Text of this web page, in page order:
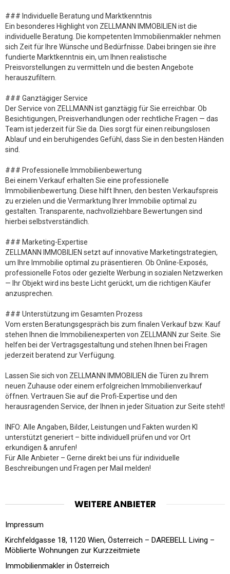
### Individuelle Beratung und Marktkenntnis
Ein besonderes Highlight von ZELLMANN IMMOBILIEN ist die
individuelle Beratung. Die kompetenten Immobilienmakler nehmen
sich Zeit für Ihre Wünsche und Bedürfnisse. Dabei bringen sie ihre
fundierte Marktkenntnis ein, um Ihnen realistische
Preisvorstellungen zu vermitteln und die besten Angebote
herauszufiltern.
### Ganztägiger Service
Der Service von ZELLMANN ist ganztägig für Sie erreichbar. Ob
Besichtigungen, Preisverhandlungen oder rechtliche Fragen — das
Team ist jederzeit für Sie da. Dies sorgt für einen reibungslosen
Ablauf und ein beruhigendes Gefühl, dass Sie in den besten Händen
sind.
### Professionelle Immobilienbewertung
Bei einem Verkauf erhalten Sie eine professionelle
Immobilienbewertung. Diese hilft Ihnen, den besten Verkaufspreis
zu erzielen und die Vermarktung Ihrer Immobilie optimal zu
gestalten. Transparente, nachvollziehbare Bewertungen sind
hierbei selbstverständlich.
### Marketing-Expertise
ZELLMANN IMMOBILIEN setzt auf innovative Marketingstrategien,
um Ihre Immobilie optimal zu präsentieren. Ob Online-Exposés,
professionelle Fotos oder gezielte Werbung in sozialen Netzwerken
— Ihr Objekt wird ins beste Licht gerückt, um die richtigen Käufer
anzusprechen.
### Unterstützung im Gesamten Prozess
Vom ersten Beratungsgespräch bis zum finalen Verkauf bzw. Kauf
stehen Ihnen die Immobilienexperten von ZELLMANN zur Seite. Sie
helfen bei der Vertragsgestaltung und stehen Ihnen bei Fragen
jederzeit beratend zur Verfügung.
Lassen Sie sich von ZELLMANN IMMOBILIEN die Türen zu Ihrem
neuen Zuhause oder einem erfolgreichen Immobilienverkauf
öffnen. Vertrauen Sie auf die Profi-Expertise und den
herausragenden Service, der Ihnen in jeder Situation zur Seite steht!
INFO: Alle Angaben, Bilder, Leistungen und Fakten wurden KI
unterstützt generiert – bitte individuell prüfen und vor Ort
erkundigen & anrufen!
Für Alle Anbieter – Gerne direkt bei uns für individuelle
Beschreibungen und Fragen per Mail melden!
WEITERE ANBIETER
Impressum
Kirchfeldgasse 18, 1120 Wien, Österreich – DAREBELL Living –
Möblierte Wohnungen zur Kurzzeitmiete
Immobilienmakler in Österreich